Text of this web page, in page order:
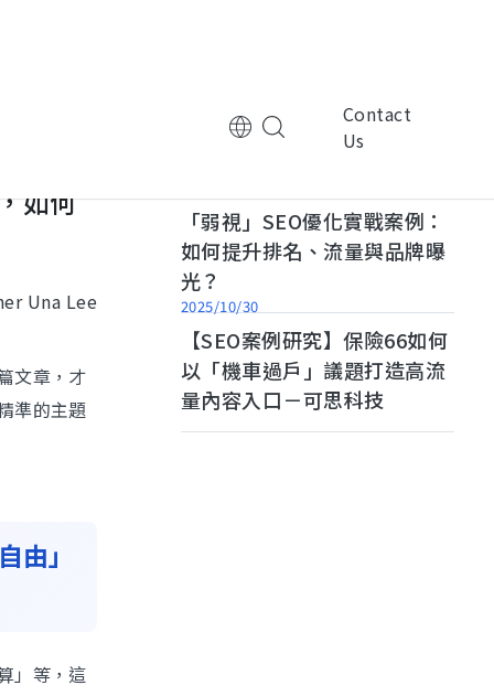
Contact
Us
Corporation Multinational Corporation
ManpowerGroup萬寶華
Technology Electronic Technology
如何
Una Lee
文章，才
準的主題
由」
」等，這
「弱視」SEO優化實戰案例：
如何提升排名、流量與品牌曝
光？
2025/10/30
【SEO案例研究】保險66如何
以「機車過戶」議題打造高流
量內容入口－可思科技